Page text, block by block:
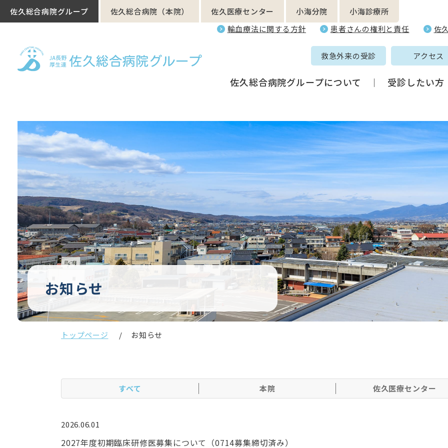
佐久総合病院グループ 佐久総合病院（本院） 佐久医療センター 小海分院
小海診療所
輸血療法に関する方針
患者さんの権利と責任 佐
救急外来の受診 アクセス
佐久総合病院グループについて 受診したい方
お知らせ
トップページ お知らせ
すべて 本院 佐久医療センター
2026.06.01
2027年度初期臨床研修医募集について（0714募集締切済み）